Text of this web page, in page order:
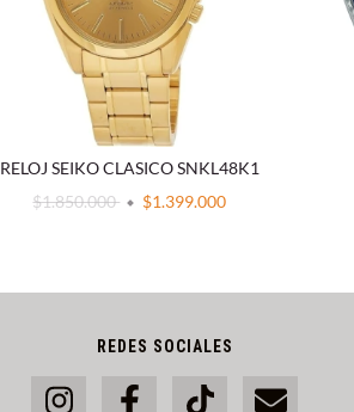
RELOJ SEIKO CLASICO SNKL48K1
$1.850.000
$1.399.000
REDES SOCIALES